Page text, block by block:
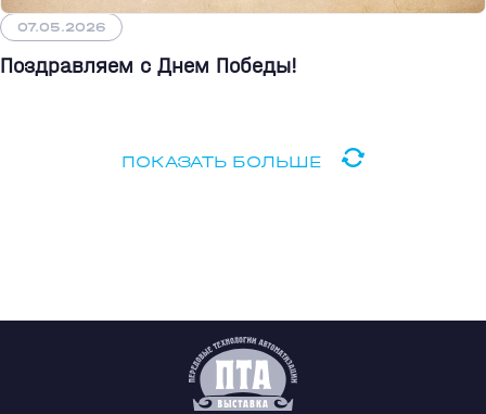
07.05.2026
Поздравляем с Днем Победы!
ПОКАЗАТЬ БОЛЬШЕ